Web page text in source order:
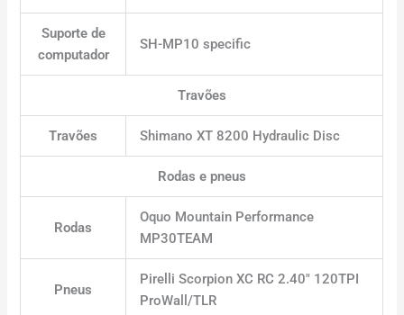
Suporte de
computador
SH-MP10 specific
Travões
Travões Shimano XT 8200 Hydraulic Disc
Rodas e pneus
Rodas
Oquo Mountain Performance
MP30TEAM
Pneus
Pirelli Scorpion XC RC 2.40″ 120TPI
ProWall/TLR